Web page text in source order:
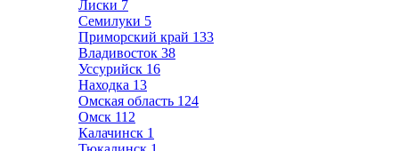
Лиски 7
Семилуки 5
Приморский край 133
Владивосток 38
Уссурийск 16
Находка 13
Омская область 124
Омск 112
Калачинск 1